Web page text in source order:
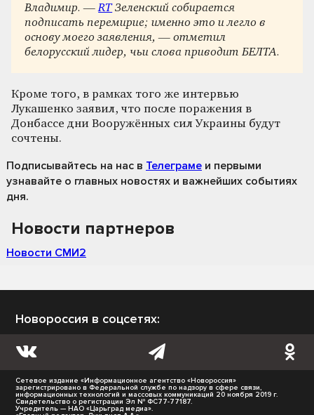
Владимир. —RTЗеленский собирается
подписать перемирие; именно это и легло в
основу моего заявления, — отметил
белорусский лидер, чьи слова приводит БЕЛТА.
Кроме того, в рамках того же интервью
Лукашенко заявил, что после поражения в
Донбассе дни Вооружённых сил Украины будут
сочтены.
Подписывайтесь на нас в Телеграме и первыми
узнавайте о главных новостях и важнейших событиях
дня.
Новости партнеров
Новости СМИ2
Новороссия в соцсетях:
Сетевое издание «Информационное агентство «Новороссия»
зарегистрировано в Федеральной службе по надзору в сфере связи,
информационных технологий и массовых коммуникаций 20 ноября 2019 г.
Свидетельство о регистрации Эл № ФС77-77187.
Учредитель — НАО «Царьград медиа».